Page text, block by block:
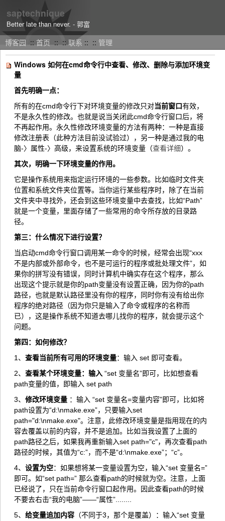
saptechnique
Better late than never. - 郭富
博客园 :: 首页 :: ::联系 :: :: 管理
Windows 如何在cmd命令行中查看、修改、删除与添加环境变
量
首先明确一点：
所有的在cmd命令行下对环境变量的修改只对当前窗口有效，
不是永久性的修改。也就是说当关闭此cmd命令行窗口后，将
不再起作用。永久性修改环境变量的方法有两种：一种是直接
修改注册表（此种方法目前没试验过），另一种是通过我的电
脑-〉属性-〉高级，来设置系统的环境变量（查看详细）。
其次，明确一下环境变量的作用。
它是操作系统用来指定运行环境的一些参数。比如临时文件夹
位置和系统文件夹位置等。当你运行某些程序时，除了在当前
文件夹中寻找外，还会到这些环境变量中去查找，比如“Path”
就是一个变量，里面存储了一些常用的命令所存放的目录路
径。
第三：什么情况下进行设置？
当启动cmd命令行窗口调用某一命令的时候，经常会出现“xxx
不是内部或外部命令，也不是可运行的程序或批处理文件”，如
果你的拼写没有错误，同时计算机中确实存在这个程序，那么
出现这个提示就是你的path变量没有设置正确，因为你的path
路径，也就是默认路径里没有你的程序，同时你有没有给出你
程序的绝对路径（因为你只是输入了命令或程序的名称而
已），这是操作系统不知道去哪儿找你的程序，就会提示这个
问题。
第四：如何修改？
1、 查看当前所有可用的环境变量：输入 set 即可查看。
2、 查看某个环境变量：输入 “set 变量名”即可，比如想查看
path变量的值，即输入 set path
3、 修改环境变量 ：输入 “set 变量名=变量内容”即可，比如将
path设置为“d:\nmake.exe”，只要输入set
path="d:\nmake.exe"。注意，此修改环境变量是指用现在的内
容去覆盖以前的内容，并不是追加。比如当我设置了上面的
path路径之后，如果我再重新输入set path="c"，再次查看path
路径的时候，其值为“c:”，而不是“d:\nmake.exe”；“c”。
4、 设置为空：如果想将某一变量设置为空，输入“set 变量名=”
即可。如“set path=” 那么查看path的时候就为空。注意，上面
已经说了，只在当前命令行窗口起作用。因此查看path的时候
不要去右击“我的电脑”——“属性”........
5、 给变量追加内容 （不同于3，那个是覆盖）：输入“set 变量